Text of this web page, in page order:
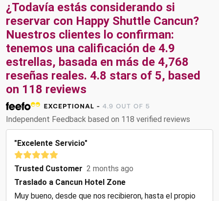
¿Todavía estás considerando si
reservar con Happy Shuttle Cancun?
Nuestros clientes lo confirman:
tenemos una calificación de 4.9
estrellas, basada en más de 4,768
reseñas reales. 4.8 stars of 5, based
on 118 reviews
Independent Feedback based on 118 verified reviews
"Excelente Servicio"
Trusted Customer 2 months ago
Traslado a Cancun Hotel Zone
Muy bueno, desde que nos recibieron, hasta el propio